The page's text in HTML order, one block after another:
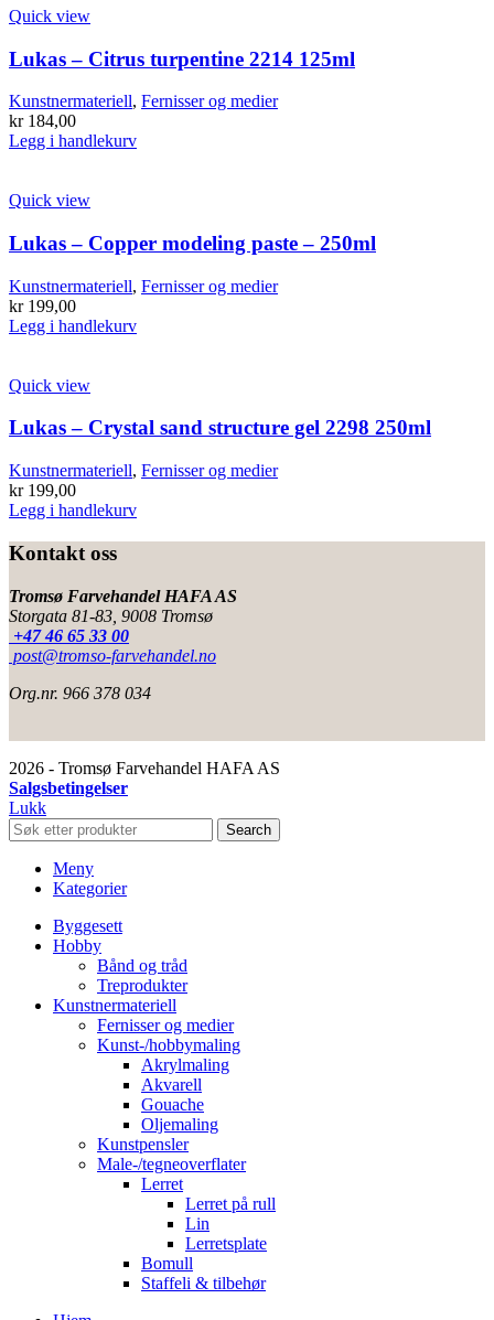
Quick view
Lukas – Citrus turpentine 2214 125ml
Kunstnermateriell, Fernisser og medier
kr184,00
Legg i handlekurv
Quick view
Lukas – Copper modeling paste – 250ml
Kunstnermateriell, Fernisser og medier
kr199,00
Legg i handlekurv
Quick view
Lukas – Crystal sand structure gel 2298 250ml
Kunstnermateriell, Fernisser og medier
kr199,00
Legg i handlekurv
Kontakt oss
Tromsø Farvehandel HAFA AS
Storgata 81-83, 9008 Tromsø
+47 46 65 33 00
post@tromso-farvehandel.no
Org.nr. 966 378 034
2026 - Tromsø Farvehandel HAFA AS
Salgsbetingelser
Lukk
Search
Meny
Kategorier
Byggesett
Hobby
Bånd og tråd
Treprodukter
Kunstnermateriell
Fernisser og medier
Kunst-/hobbymaling
Akrylmaling
Akvarell
Gouache
Oljemaling
Kunstpensler
Male-/tegneoverflater
Lerret
Lerret på rull
Lin
Lerretsplate
Bomull
Staffeli & tilbehør